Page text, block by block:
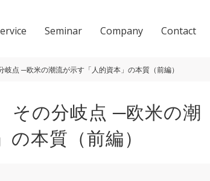
Seminar Company Contact
点 ─欧米の潮流が示す「人的資本」の本質（前編）
その分岐点 ─欧米の潮
本質（前編）